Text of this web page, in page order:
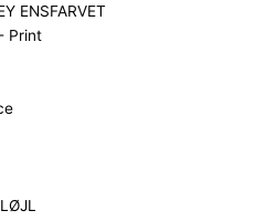
ENSFARVET
Print